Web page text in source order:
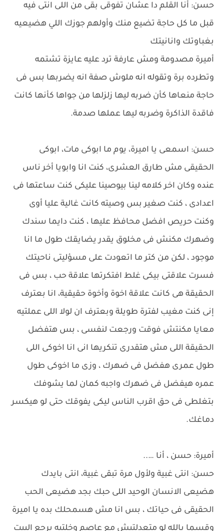
حسن: أنا القلم دا عشان تفوقى بقى من اللى انتى فيه
قبل ما كل حاجة تضيع منك وأولهم جوزك اللي هضيعيه
بغباوتك وانانيتك
أميرة مصدومة ومش عارفة ترد عليه عايزة تشتمه
وتطرده برة وتقوله انه ملوش صفة انه يضربها بس فى
حاجة منعاها كأن ضربه ليها زلزلها من جواها كأنها كانت
فاقدة الذاكرة وضربه ليها عملها صدمة.
حسن: اسمعى يا اميرة، يوم ما ابوكى مات، ابوكى
الحقيقى مش طارق العشرى، كنت انا وابويا أخر ناس
عنده وكان اخر كلامه لينا بيوصينا عليكى كنت ساعتها فى
اعدادى ، كنت صغير بس وصيته كانت غالية عليا أوى
وكنت حريص افضل محافظ عليها ، كنت دايما سندك
وضهرك مكنش فى مخلوق يقدر يضايقك طول ما انا
موجود ، لكن من كتر ما اتعودت على مسؤليتى ناحيتك
فسرت علاقتى بيكى غلط افتكرتها علاقة حب ، بس فى
الحقيقة هى كانت علاقة اخوة وأخوة حقيقية، انا بعترف
إنى كنت مغيب لفترة طويلة وبعترف ان لولا اللى عملتيه
معايا مكنتش فوقت ورجعت لنفسى ، بس هتفضل
الحقيقة اللى مش هتقدرى تنكريها انى انا اخوكى اللى
طول عمرى هفضل فى ضهرك ، وزى ما اخوكى طول
عمره هيفضل فى ضهرك واجبه كمان لما يشوفك
بتغلطى فى حق اقرب الناس ليكى يفوقك حتى لو هيكسر
دماغك.
أميرة: حسن ، أنا …..
حسن: انتى غبية ولأول مرة تبقى غبية، انتى بايدك
هضيعى الانسان الوحيد اللى حبك بجد هضيعى الحب
الحقيقى فى حياتك ، بس انا مش هسمحلك بده يا اميرة
وقسما بالله لو متعدلتيش مع عاصم وخلتيه يرجع البيت